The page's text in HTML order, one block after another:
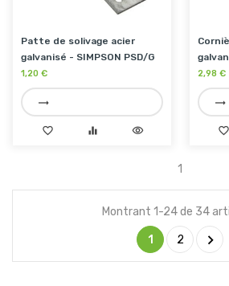
Patte de solivage acier
galvanisé - SIMPSON PSD/G
1,20 €
trending_flat
favorite_border equalizer visibility
2,98 €
trending_flat
favorite_border
1
Montrant 1-24 de 34
1 2 